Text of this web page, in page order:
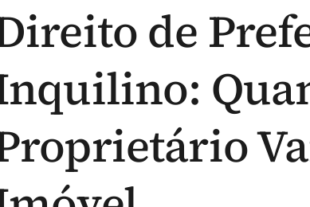
de